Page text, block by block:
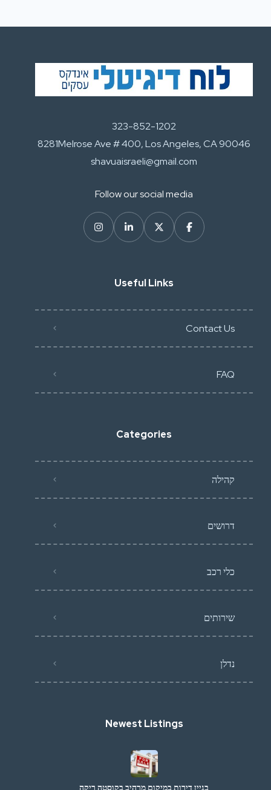
323-852-1202
8281Melrose Ave # 400, Los Angeles, CA 90046
shavuaisraeli@gmail.com
Follow our social media
Useful Links
Contact Us
FAQ
Categories
קהילה
דרושים
כלי רכב
שירותים
נדלן
Newest Listings
בניין דירות במיקום מרהיב בקוסטה ריקה